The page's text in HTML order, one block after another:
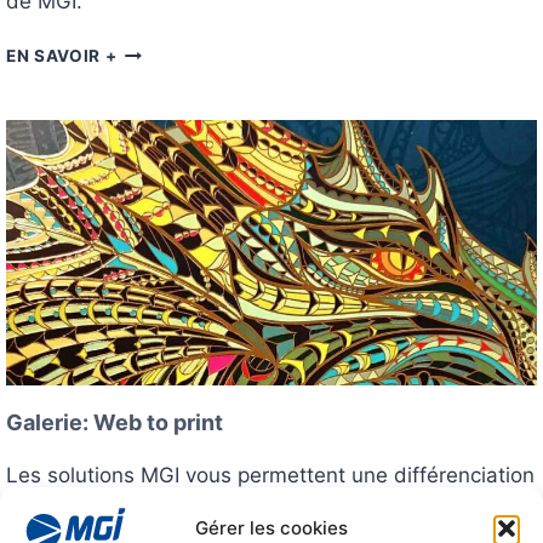
Gérer les cookies
EN SAVOIR +
E
R
I
E
:
É
D
I
T
I
O
Galerie: Web to print
Les solutions MGI vous permettent une différenciation
désormais indispensable.